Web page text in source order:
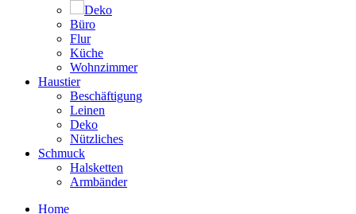
Deko
Büro
Flur
Küche
Wohnzimmer
Haustier
Beschäftigung
Leinen
Deko
Nützliches
Schmuck
Halsketten
Armbänder
Home